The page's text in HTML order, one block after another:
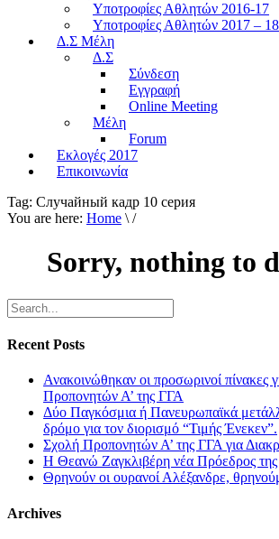
Υποτροφίες Αθλητών 2016-17
Υποτροφίες Αθλητών 2017 – 18
Δ.Σ Μέλη
Δ.Σ
Σύνδεση
Εγγραφή
Online Meeting
Μέλη
Forum
Εκλογές 2017
Επικοινωνία
Tag: Случайный кадр 10 серия
You are here: Home \ /
Sorry, nothing to
Recent Posts
Ανακοινώθηκαν οι προσωρινοί πίνακες
Προπονητών Α’ της ΓΓΑ
Δύο Παγκόσμια ή Πανευρωπαϊκά
δρόμο για τον διορισμό “Τιμής Ένεκεν”.
Σχολή Προπονητών Α’ της ΓΓΑ για
Η Θεανώ Ζαγκλιβέρη νέα Πρόεδρος
Θρηνούν οι ουρανοί Αλέξανδρε,
Archives